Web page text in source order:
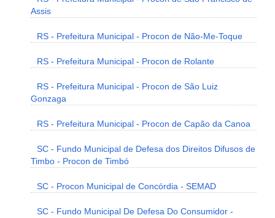
Assis
RS - Prefeitura Municipal - Procon de Não-Me-Toque
RS - Prefeitura Municipal - Procon de Rolante
RS - Prefeitura Municipal - Procon de São Luiz
Gonzaga
RS - Prefeitura Municipal - Procon de Capão da Canoa
SC - Fundo Municipal de Defesa dos Direitos Difusos de
Timbo - Procon de Timbó
SC - Procon Municipal de Concórdia - SEMAD
SC - Fundo Municipal De Defesa Do Consumidor -